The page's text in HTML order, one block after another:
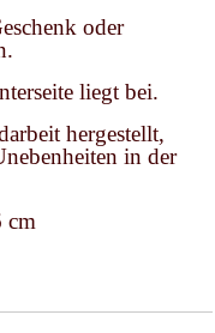
oder
liegt bei.
hergestellt,
in der
cm